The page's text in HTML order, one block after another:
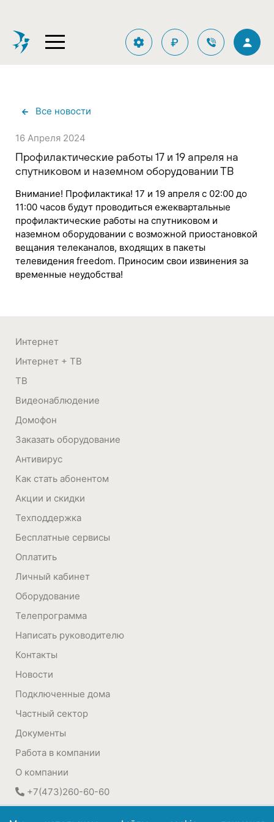
Все новости
16 Апреля 2024
Профилактические работы 17 и 19 апреля на
спутниковом и наземном оборудовании ТВ
Внимание! Профилактика! 17 и 19 апреля с 02:00 до
11:00 часов будут проводиться ежеквартальные
профилактические работы на спутниковом и
наземном оборудовании с возможной приостановкой
вещания телеканалов, входящих в пакеты
телевидения freedom. Приносим свои извинения за
временные неудобства!
Интернет
Интернет + ТВ
ТВ
Видеонаблюдение
Домофон
Заказать оборудование
Антивирус
Как стать абонентом
Акции и скидки
Техподдержка
Бесплатные сервисы
Оплатить
Личный кабинет
Оборудование
Телепрограмма
Написать руководителю
Контакты
Новости
Подключенные дома
Частный сектор
Документы
Работа в компании
О компании
+7(473)260-60-60
₽